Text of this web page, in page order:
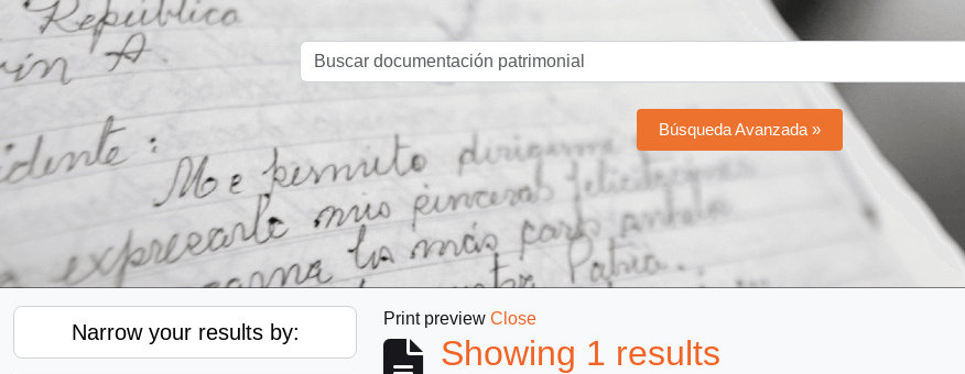
Búsqueda Avanzada »
Narrow your results by:
Print preview Close
Showing 1 results